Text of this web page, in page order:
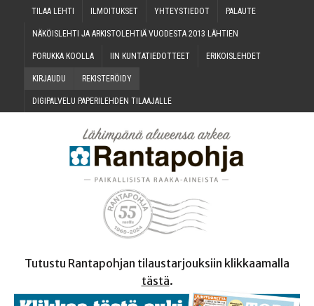
TILAA LEH­TI ILMOI­TUK­SET YHTEYS­TIE­DOT PALAU­TE
NÄKÖIS­LEH­TI JA ARKIS­TO­LEH­TIÄ VUO­DES­TA 2013 LÄHTIEN
PORUK­KA KOOLLA IIN KUN­TA­TIE­DOT­TEET ERI­KOIS­LEH­DET
KIR­JAU­DU REKIS­TE­RÖI­DY
DIGI­PAL­VE­LU PAPE­RI­LEH­DEN TILAAJALLE
Tutustu Rantapohjan tilaustarjouksiin klikkaamalla
tästä.